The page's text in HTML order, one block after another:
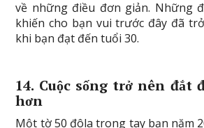
về những điều đơn giản. Những
khiến cho bạn vui trước đây đã
khi bạn đạt đến tuổi 30.
14. Cuộc sống trở nên đắt
hơn
Một tờ 50 đôla trong tay bạn năm